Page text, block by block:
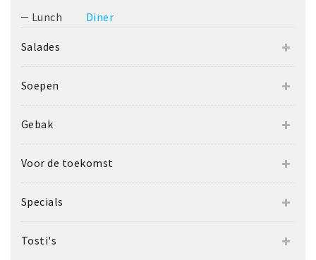
Lunch Diner
Salades
Soepen
Gebak
Voor de toekomst
Specials
Tosti's